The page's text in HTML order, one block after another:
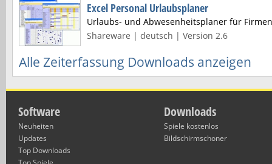
Excel Personal Urlaubsplaner
Urlaubs- und Abwesenheitsplaner für
Shareware | deutsch | Version 2.6
Alle Zeiterfassung Downloads anzeigen
Software
Neuheiten
Updates
Top Downloads
Downloads
Spiele kostenlos
Bildschirmschoner